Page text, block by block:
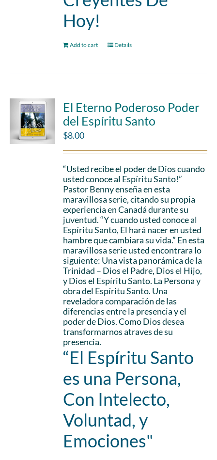
Hoy!
Add to cart Details
El Eterno Poderoso Poder
del Espíritu Santo
$8.00
“Usted recibe el poder de Dios cuando
usted conoce al Espíritu Santo!”
Pastor Benny enseña en esta
maravillosa serie, citando su propia
experiencia en Canadá durante su
juventud. “Y cuando usted conoce al
Espíritu Santo, El hará nacer en usted
hambre que cambiara su vida.” En esta
maravillosa serie usted encontrara lo
siguiente: Una vista panorámica de la
Trinidad – Dios el Padre, Dios el Hijo,
y Dios el Espíritu Santo. La Persona y
obra del Espíritu Santo. Una
reveladora comparación de las
diferencias entre la presencia y el
poder de Dios. Como Dios desea
transformarnos atraves de su
presencia.
“El Espíritu Santo
es una Persona,
Con Intelecto,
Voluntad, y
Emociones"